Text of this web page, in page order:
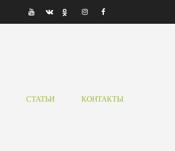
СТАТЬИ КОНТАКТЫ